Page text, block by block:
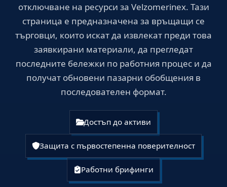
отключване на ресурси за Velzomerinex. Тази
страница е предназначена за връщащи се
търговци, които искат да извлекат преди това
заявкирани материали, да прегледат
последните бележки по работния процес и да
получат обновени пазарни обобщения в
последователен формат.
Достъп до активи
Защита с първостепенна поверителност
Работни брифинги